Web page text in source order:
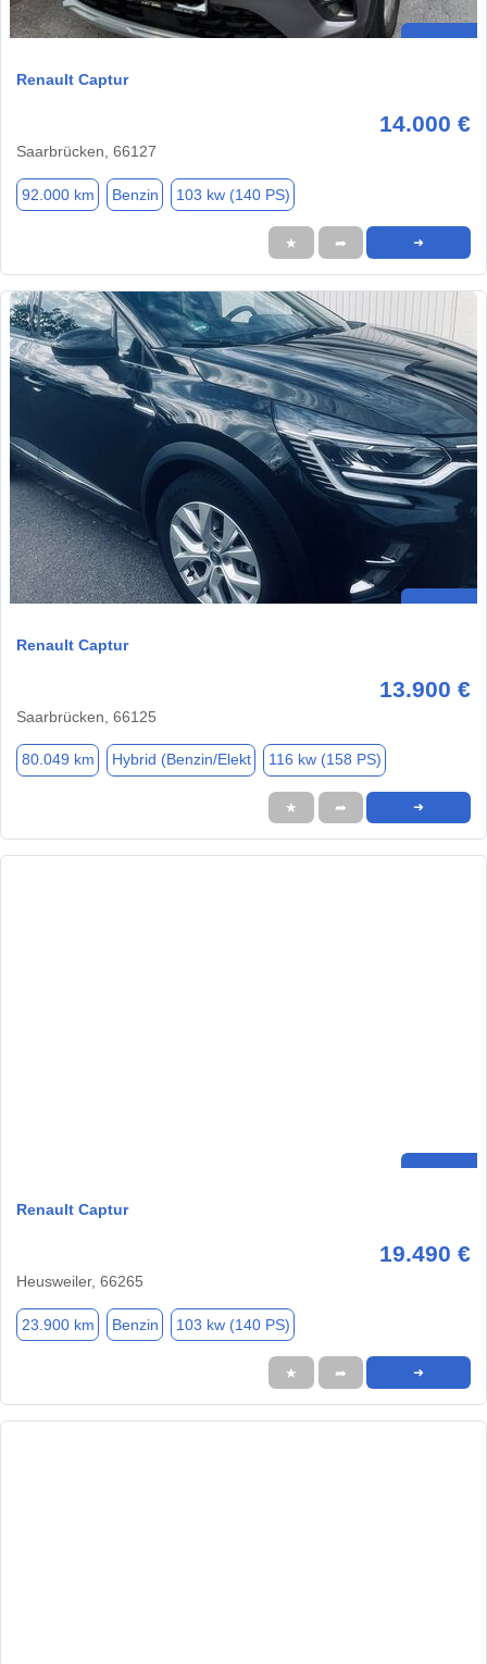
Renault Captur
14.000 €
Saarbrücken, 66127
92.000 km Benzin 103 kw (140 PS)
★ ➦ ➜
Renault Captur
13.900 €
Saarbrücken, 66125
80.049 km Hybrid (Benzin/Elekt 116 kw (158 PS)
★ ➦ ➜
Renault Captur
19.490 €
Heusweiler, 66265
23.900 km Benzin 103 kw (140 PS)
★ ➦ ➜